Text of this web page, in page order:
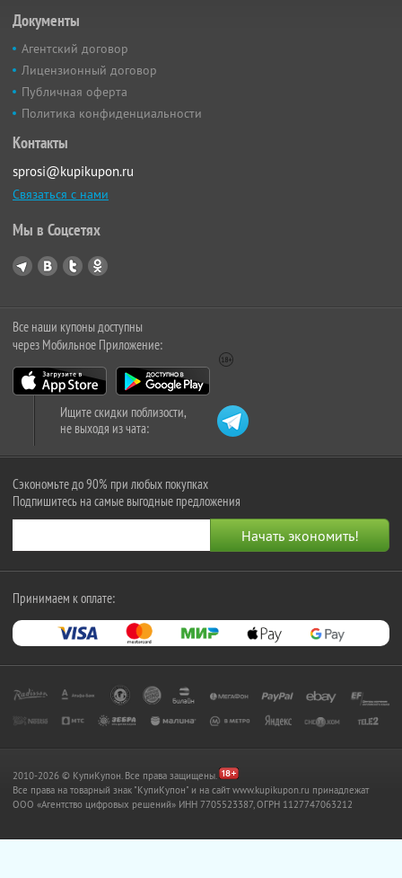
Документы
Агентский договор
Лицензионный договор
Публичная оферта
Политика конфиденциальности
Контакты
sprosi@kupikupon.ru
Связаться с нами
Мы в Соцсетях
Все наши купоны доступны
через Мобильное Приложение:
Ищите скидки поблизости,
не выходя из чата:
Сэкономьте до 90% при любых покупках
Подпишитесь на самые выгодные предложения
Принимаем к оплате:
2010-2026 © КупиКупон. Все права защищены.
Все права на товарный знак "КупиКупон" и на сайт www.kupikupon.ru принадлежат
OOO «Агентство цифровых решений» ИНН 7705523387, ОГРН 1127747063212